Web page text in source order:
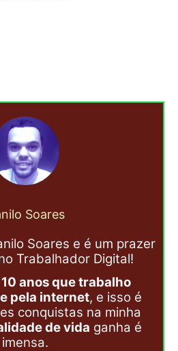
Soares
Soares e é um prazer
Trabalhador Digital!
anos que trabalho
pela internet, e isso é
conquistas na minha
de vida ganha é
imensa.